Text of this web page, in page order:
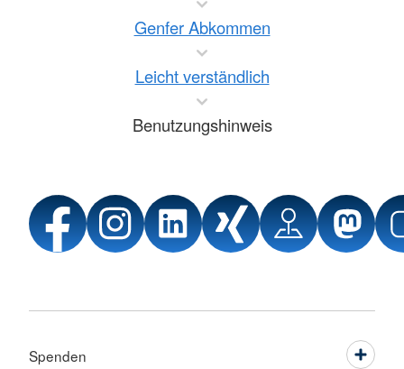
Genfer Abkommen
Leicht verständlich
Benutzungshinweis
Spenden